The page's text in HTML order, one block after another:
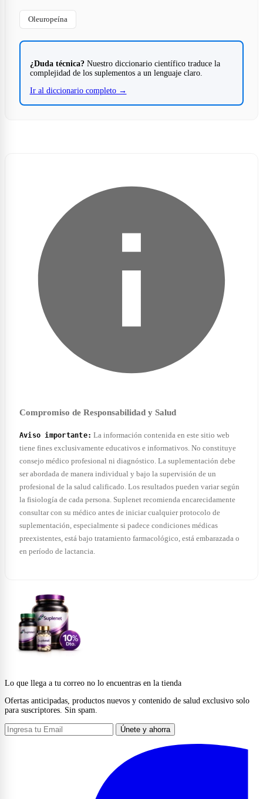
Oleuropeína
¿Duda técnica?Nuestro diccionario científico traduce la
complejidad de los suplementos a un lenguaje claro.
Ir al diccionario completo →
Compromiso de Responsabilidad y Salud
Aviso importante: La información contenida en este sitio web
tiene fines exclusivamente educativos e informativos. No constituye
consejo médico profesional ni diagnóstico. La suplementación debe
ser abordada de manera individual y bajo la supervisión de un
profesional de la salud calificado. Los resultados pueden variar según
la fisiología de cada persona. Suplenet recomienda encarecidamente
consultar con su médico antes de iniciar cualquier protocolo de
suplementación, especialmente si padece condiciones médicas
preexistentes, está bajo tratamiento farmacológico, está embarazada o
en período de lactancia.
Lo que llega a tu correo no lo encuentras en la tienda
Ofertas anticipadas, productos nuevos y contenido de salud exclusivo solo
para suscriptores. Sin spam.
Únete y ahorra